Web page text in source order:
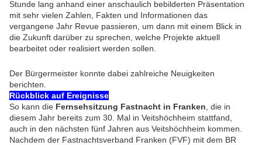
Stunde lang anhand einer anschaulich bebilderten Präsentation
mit sehr vielen Zahlen, Fakten und Informationen das
vergangene Jahr Revue passieren, um dann mit einem Blick in
die Zukunft darüber zu sprechen, welche Projekte aktuell
bearbeitet oder realisiert werden sollen.
Der Bürgermeister konnte dabei zahlreiche Neuigkeiten
berichten.
Rückblick auf Ereignisse
So kann die Fernsehsitzung Fastnacht in Franken , die in
diesem Jahr bereits zum 30. Mal in Veitshöchheim stattfand,
auch in den nächsten fünf Jahren aus Veitshöchheim kommen.
Nachdem der Fastnachtsverband Franken (FVF) mit dem BR